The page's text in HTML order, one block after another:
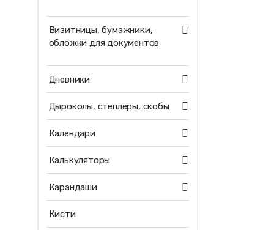
Визитницы, бумажники,
обложки для документов
Дневники
Дыроколы, степлеры, скобы
Календари
Калькуляторы
Карандаши
Кисти